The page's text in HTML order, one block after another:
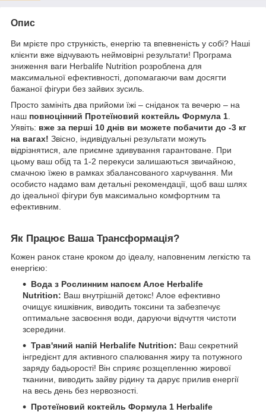
Опис
Ви мрієте про стрункість, енергію та впевненість у собі? Наші
клієнти вже відчувають неймовірні результати! Програма
зниження ваги Herbalife Nutrition розроблена для
максимальної ефективності, допомагаючи вам досягти
бажаної фігури без зайвих зусиль.
Просто замініть два прийоми їжі – сніданок та вечерю – на
наш повноцінний Протеїновий коктейль Формула 1
Уявіть: вже за перші 10 днів ви можете побачити до -3 кг
на вагах! Звісно, індивідуальні результати можуть
відрізнятися, але приємне здивування гарантоване. При
цьому ваш обід та 1-2 перекуси залишаються звичайною,
смачною їжею в рамках збалансованого харчування. Ми
особисто надамо вам детальні рекомендації, щоб ваш шлях
до ідеальної фігури був максимально комфортним та
ефективним.
Як Працює Ваша Трансформація?
Кожен ранок стане кроком до ідеалу, наповненим легкістю та
енергією:
Вода з Рослинним напоєм Алое Herbalife
Nutrition: Ваш внутрішній детокс! Алое ефективно
очищує кишківник, виводить токсини та забезпечує
оптимальне засвоєння води, даруючи відчуття чистоти
зсередини.
Трав'яний напій Herbalife Nutrition: Ваш секретний
інгредієнт для активного спалювання жиру та потужного
заряду бадьорості! Він сприяє розщепленню жирової
тканини, виводить зайву рідину та дарує прилив енергії
на весь день без нервозності.
Протеїновий коктейль Формула 1 Herbalife